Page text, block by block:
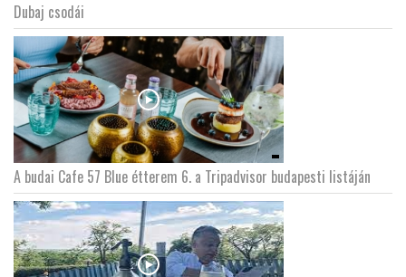
Dubaj csodái
A budai Cafe 57 Blue étterem 6. a Tripadvisor budapesti listáján